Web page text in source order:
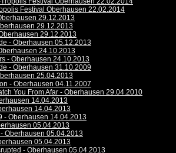
Festival Oberhausen 22.02.2014
29.12.2013
29.12.2013
29.12.2013
- Oberhausen 05.12.2013
24.10.2013
- Oberhausen 24.10.2013
- Oberhausen 31.10.2009
25.04.2013
- Oberhausen 04.11.2007
You From Afar - Oberhausen 29.04.2010
14.04.2013
14.04.2013
- Oberhausen 14.04.2013
05.04.2013
Oberhausen 05.04.2013
05.04.2013
- Oberhausen 05.04.2013